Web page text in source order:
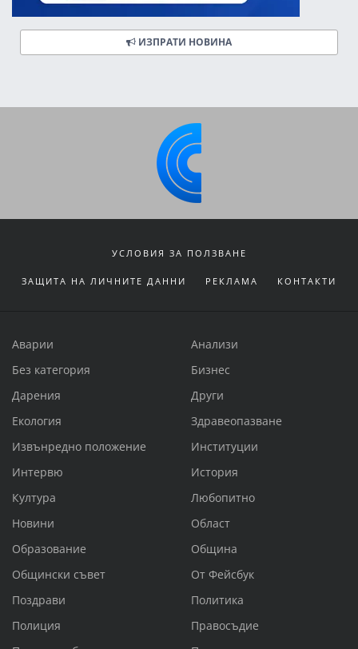
ИЗПРАТИ НОВИНА
УСЛОВИЯ ЗА ПОЛЗВАНЕ
ЗАЩИТА НА ЛИЧНИТЕ ДАННИ РЕКЛАМА КОНТАКТИ
Аварии
Анализи
Без категория
Бизнес
Дарения
Други
Екология
Здравеопазване
Извънредно положение
Институции
Интервю
История
Култура
Любопитно
Новини
Област
Образование
Община
Общински съвет
От Фейсбук
Поздрави
Политика
Полиция
Правосъдие